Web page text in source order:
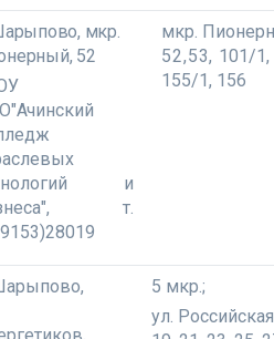
мкр.
52
и
т.
мкр.
52,53, 101/1,
155/1, 156
5 мкр.;
ул.